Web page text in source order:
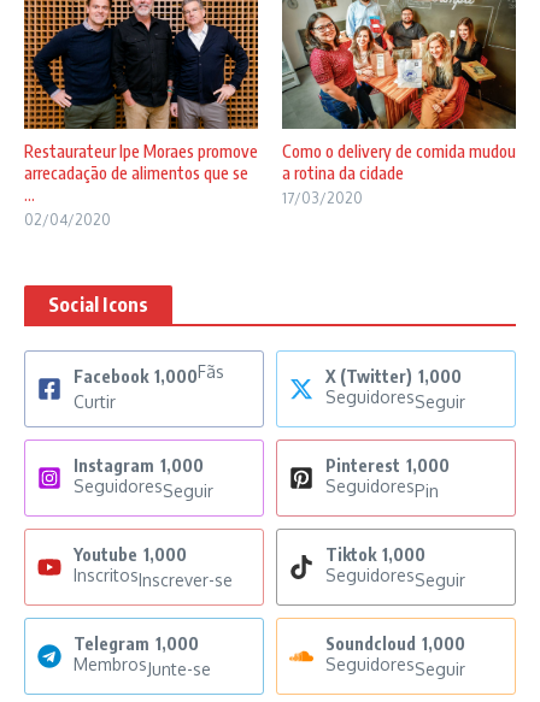
Restaurateur Ipe Moraes promove
arrecadação de alimentos que se
...
02/04/2020
Como o delivery de comida mudou
a rotina da cidade
17/03/2020
Social Icons
Facebook 1,000Fãs
Curtir
X (Twitter) 1,000
SeguidoresSeguir
Instagram 1,000
SeguidoresSeguir
Pinterest 1,000
SeguidoresPin
Youtube 1,000
InscritosInscrever-se
Tiktok 1,000
SeguidoresSeguir
Telegram 1,000
MembrosJunte-se
Soundcloud 1,000
SeguidoresSeguir